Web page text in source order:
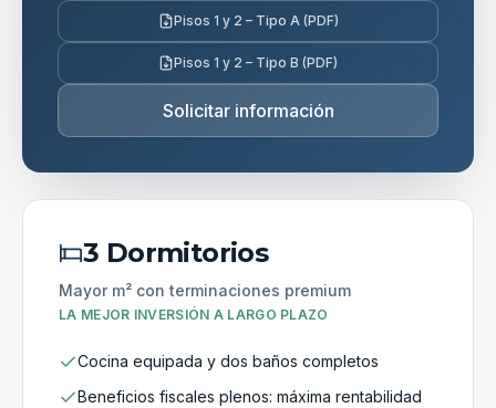
Pisos 1 y 2 – Tipo A (PDF)
Pisos 1 y 2 – Tipo B (PDF)
Solicitar información
3 Dormitorios
Mayor m² con terminaciones premium
LA MEJOR INVERSIÓN A LARGO PLAZO
Cocina equipada y dos baños completos
Beneficios fiscales plenos: máxima rentabilidad